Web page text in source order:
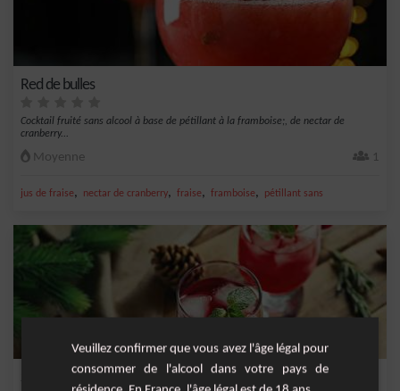
Red de bulles
Cocktail fruité sans alcool à base de pétillant à la framboise;, de nectar de
cranberry...
Moyenne 1
jus de fraise, nectar de cranberry, fraise, framboise, pétillant sans
Spritz aux cranberrys
Veuillez confirmer que vous avez l'âge légal pour
consommer de l'alcool dans votre pays de